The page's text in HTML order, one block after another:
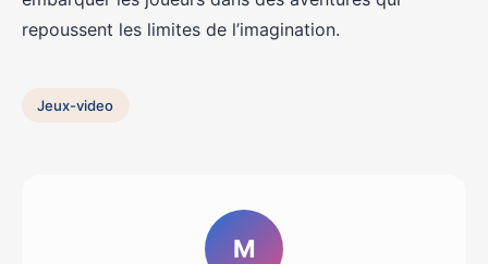
repoussent les limites de l’imagination.
Jeux-video
M